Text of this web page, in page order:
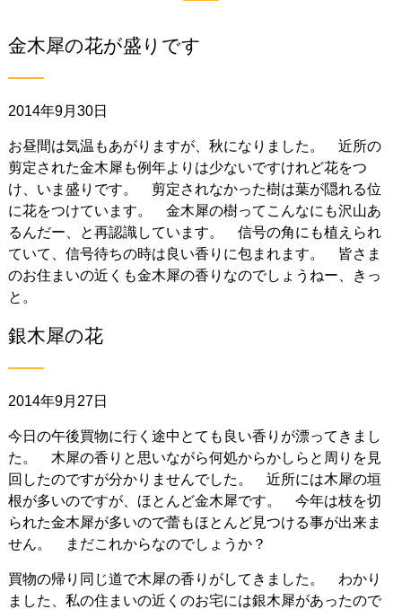
金木犀の花が盛りです
2014年9月30日
お昼間は気温もあがりますが、秋になりました。 近所の
剪定された金木犀も例年よりは少ないですけれど花をつ
け、いま盛りです。 剪定されなかった樹は葉が隠れる位
に花をつけています。 金木犀の樹ってこんなにも沢山あ
るんだー、と再認識しています。 信号の角にも植えられ
ていて、信号待ちの時は良い香りに包まれます。 皆さま
のお住まいの近くも金木犀の香りなのでしょうねー、きっ
と。
銀木犀の花
2014年9月27日
今日の午後買物に行く途中とても良い香りが漂ってきまし
た。 木犀の香りと思いながら何処からかしらと周りを見
回したのですが分かりませんでした。 近所には木犀の垣
根が多いのですが、ほとんど金木犀です。 今年は枝を切
られた金木犀が多いので蕾もほとんど見つける事が出来ま
せん。 まだこれからなのでしょうか？
買物の帰り同じ道で木犀の香りがしてきました。 わかり
ました、私の住まいの近くのお宅には銀木犀があったので